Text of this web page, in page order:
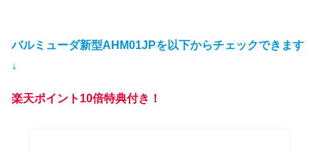
バルミューダ新型AHM01JPを以下からチェックできます
↓
楽天ポイント10倍特典付き！